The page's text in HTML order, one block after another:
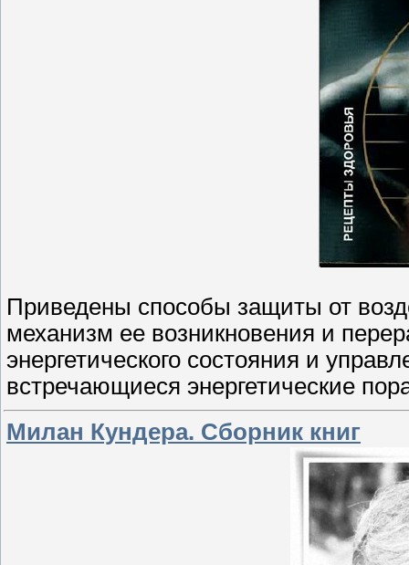
Приведены способы защиты от
механизм ее возникновения и
энергетического состояния и
встречающиеся энергетические
Милан Кундера. Сборник книг